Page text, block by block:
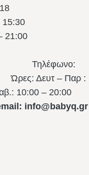
15:30
21:00
16:00
Τηλέφωνο:
Δευτ – Παρ :
10:00 – 20:00
info@babyq.gr